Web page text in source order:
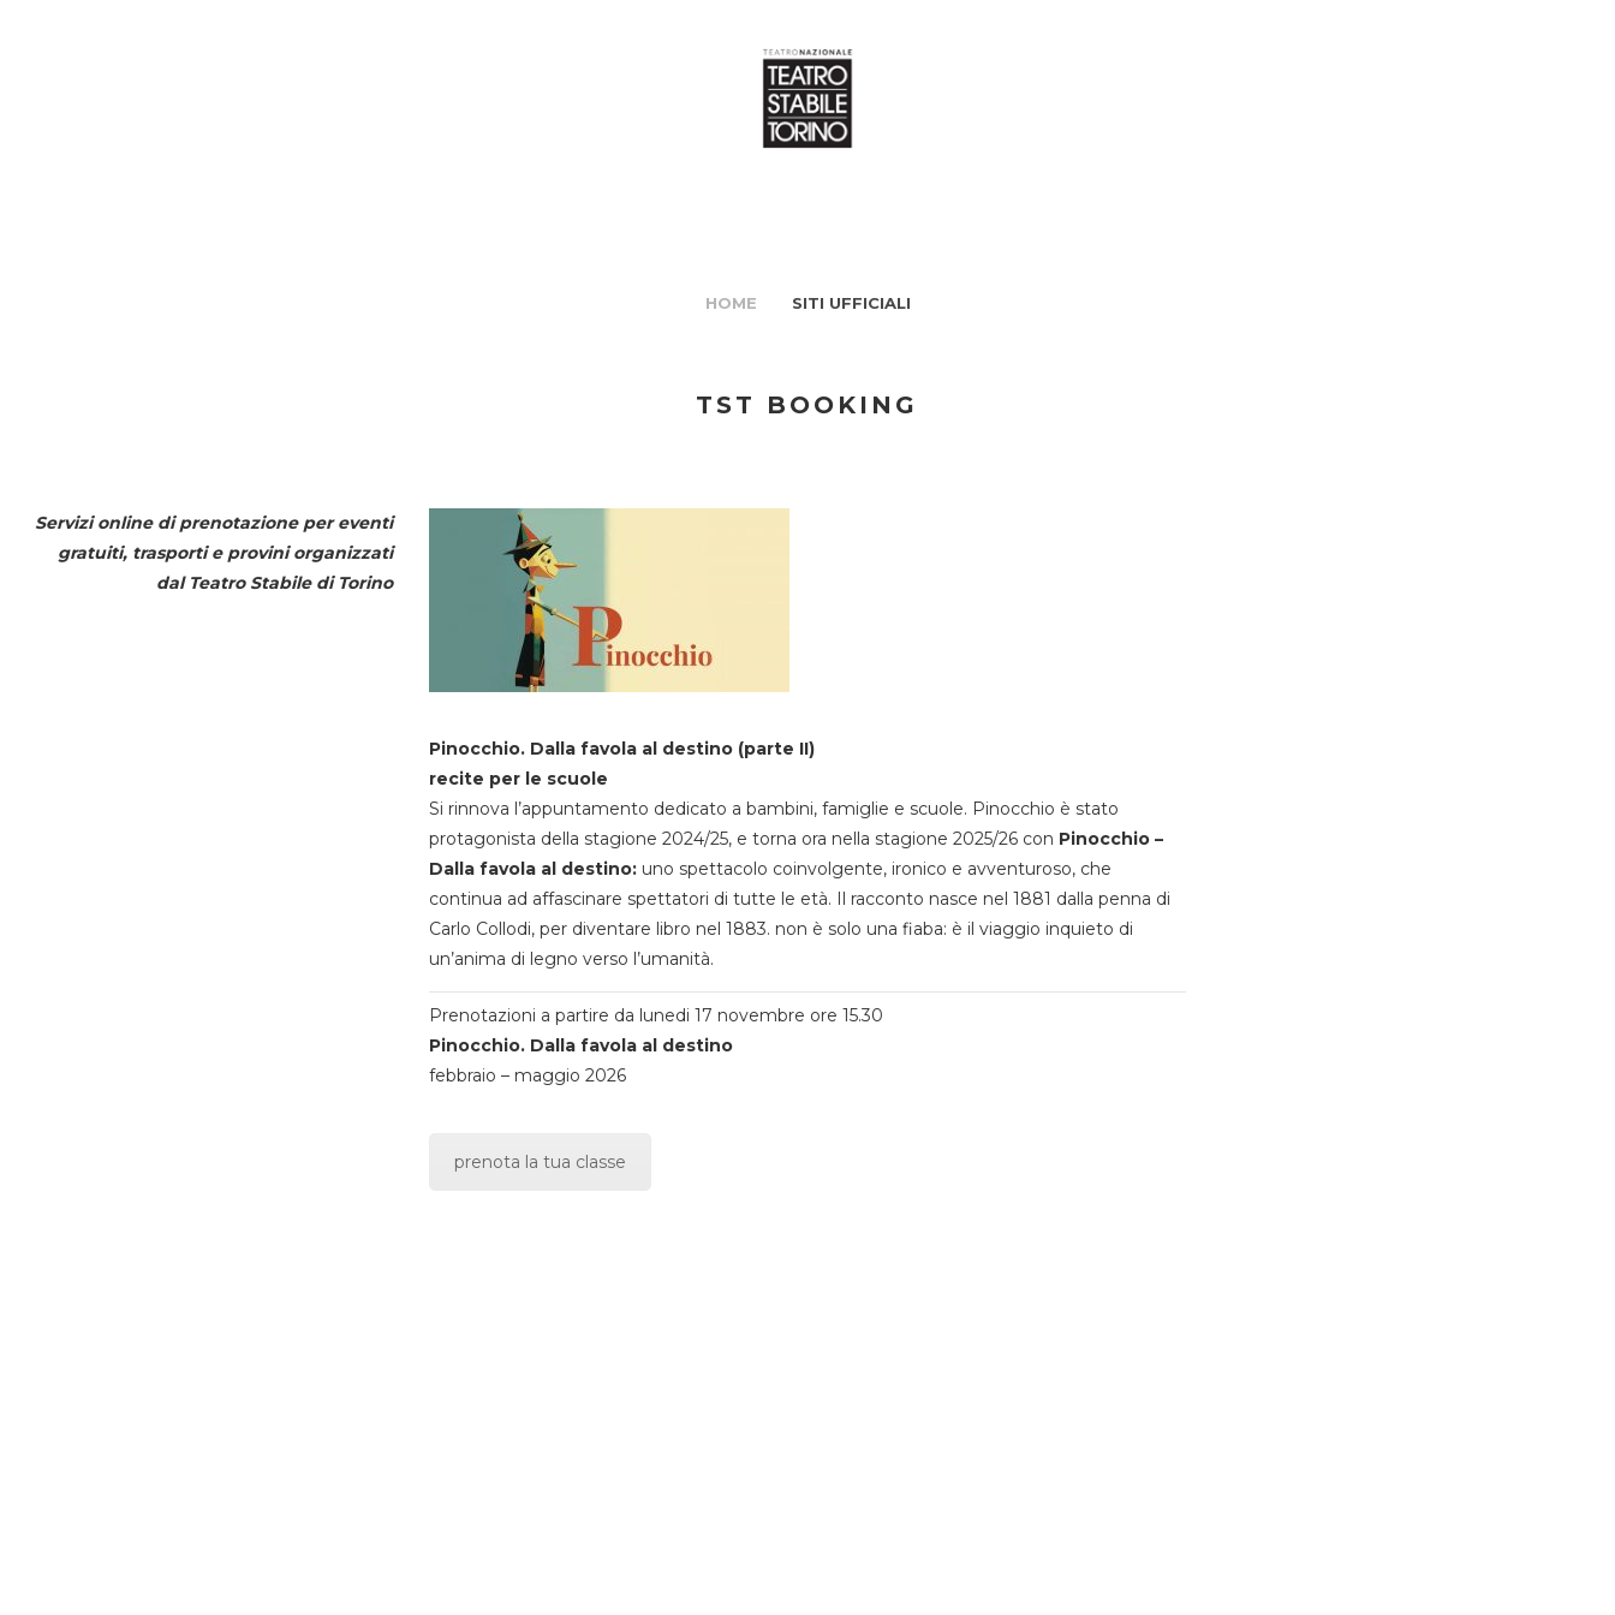
HOME SITI UFFICIALI
TST BOOKING
Servizi online di prenotazione per eventi
gratuiti, trasporti e provini organizzati
dal Teatro Stabile di Torino
Pinocchio. Dalla favola al destino (parte II)
recite per le scuole
Si rinnova l’appuntamento dedicato a bambini, famiglie e scuole. Pinocchio è stato
protagonista della stagione 2024/25, e torna ora nella stagione 2025/26 con Pinocchio –
Dalla favola al destino:uno spettacolo coinvolgente, ironico e avventuroso, che
continua ad affascinare spettatori di tutte le età. Il racconto nasce nel 1881 dalla penna di
Carlo Collodi, per diventare libro nel 1883. non è solo una fiaba: è il viaggio inquieto di
un’anima di legno verso l’umanità.
Prenotazioni a partire da lunedi 17 novembre ore 15.30
Pinocchio. Dalla favola al destino
febbraio – maggio 2026
prenota la tua classe